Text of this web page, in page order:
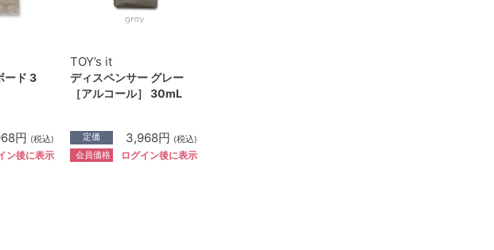
ード 3
円 (税込)
ン後に表示
TOY’s it
ディスペンサー グレー
［アルコール］ 30mL
定価 3,968円 (税込)
会員価格 ログイン後に表示